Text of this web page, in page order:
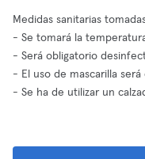
Medidas sanitarias
- Se tomará la
- Será obligatorio
- El uso de mascarilla será
- Se ha de utilizar un